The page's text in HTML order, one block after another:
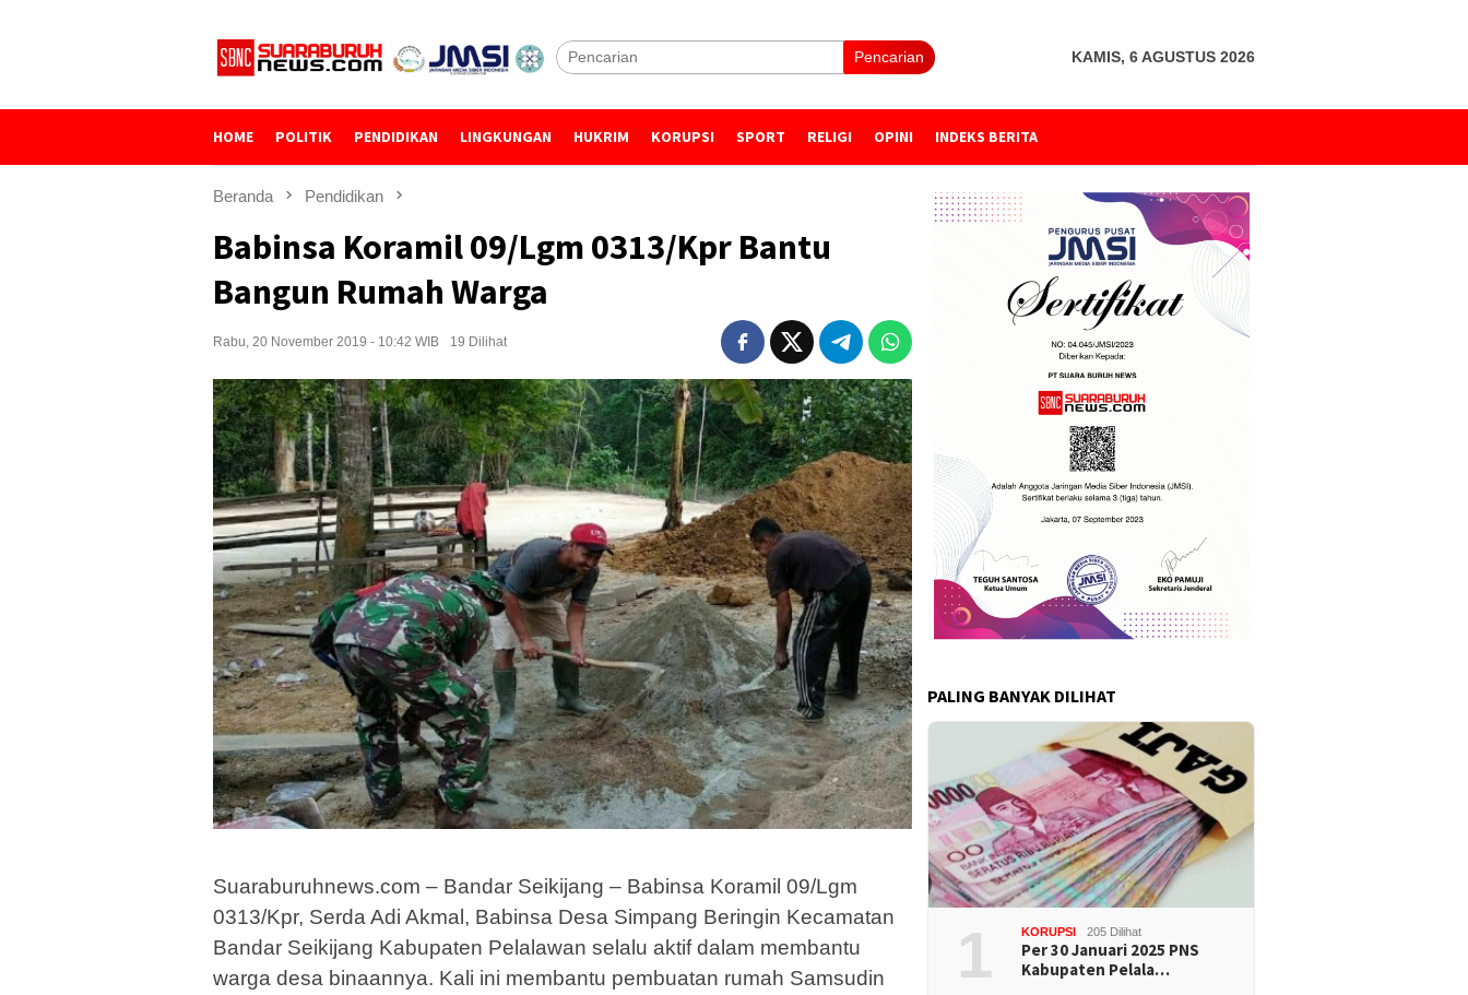
Pencarian KAMIS, 6 AGUSTUS 2026
HOME POLITIK PENDIDIKAN LINGKUNGAN HUKRIM KORUPSI SPORT RELIGI OPINI INDEKS BERITA
Beranda Pendidikan
Babinsa Koramil 09/Lgm 0313/Kpr Bantu
Bangun Rumah Warga
Rabu, 20 November 2019 - 10:42 WIB 19 Dilihat
Suaraburuhnews.com – Bandar Seikijang – Babinsa Koramil 09/Lgm
0313/Kpr, Serda Adi Akmal, Babinsa Desa Simpang Beringin Kecamatan
Bandar Seikijang Kabupaten Pelalawan selalu aktif dalam membantu
warga desa binaannya. Kali ini membantu pembuatan rumah Samsudin
PALING BANYAK DILIHAT
1 KORUPSI 205 Dilihat
Per 30 Januari 2025 PNS
Kabupaten Pelala…